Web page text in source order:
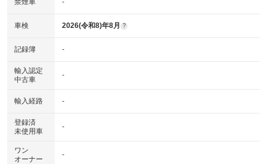
禁煙車 -
車検 2026(令和8)年8月 ?
記録簿 -
輸入認定
中古車
-
輸入経路 -
登録済
未使用車
-
ワン
オーナー
-